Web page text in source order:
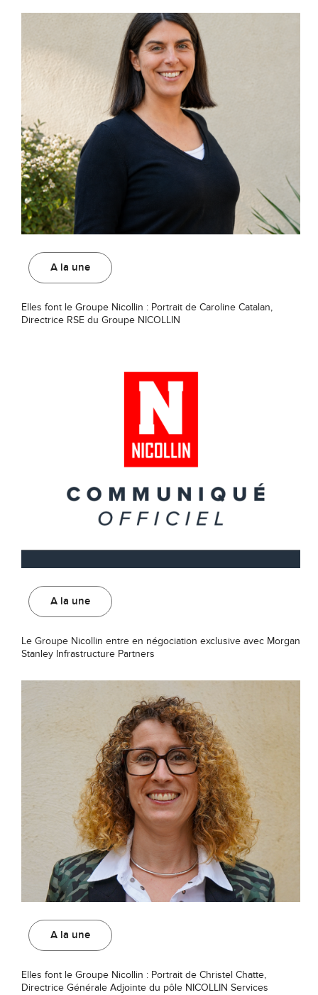
A la une
Elles font le Groupe Nicollin : Portrait de Caroline Catalan,
Directrice RSE du Groupe NICOLLIN
A la une
Le Groupe Nicollin entre en négociation exclusive avec Morgan
Stanley Infrastructure Partners
A la une
Elles font le Groupe Nicollin : Portrait de Christel Chatte,
Directrice Générale Adjointe du pôle NICOLLIN Services